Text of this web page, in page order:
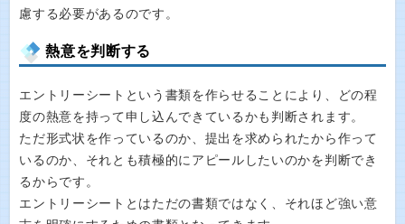
慮する必要があるのです。
熱意を判断する
エントリーシートという書類を作らせることにより、どの程
度の熱意を持って申し込んできているかも判断されます。
ただ形式状を作っているのか、提出を求められたから作って
いるのか、それとも積極的にアピールしたいのかを判断でき
るからです。
エントリーシートとはただの書類ではなく、それほど強い意